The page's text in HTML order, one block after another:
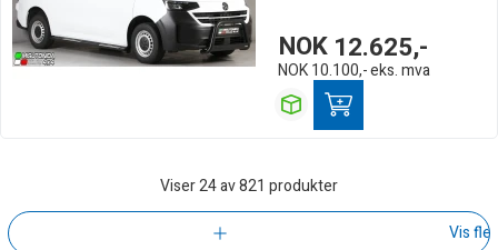
NOK 12.625,-
NOK 10.100,-eks. mva
Viser24av 821 produkter
Vis